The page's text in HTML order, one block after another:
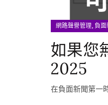
網路聲譽管理, 負面
如果您
2025
在負面新聞第一